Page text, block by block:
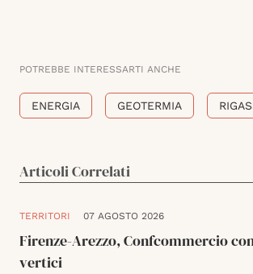
POTREBBE INTERESSARTI ANCHE
ENERGIA GEOTERMIA
Articoli Correlati
TERRITORI 07 AGOSTO 2026
Firenze-Arezzo, Confcommercio
vertici